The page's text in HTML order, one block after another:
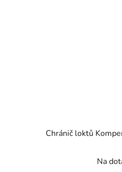
Chránič loktů
Na